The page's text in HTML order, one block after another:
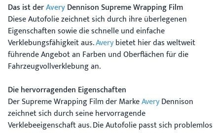
Das ist derAveryDennison Supreme Wrapping Film
Diese Autofolie zeichnet sich durch ihre überlegenen
Eigenschaften sowie die schnelle und einfache
Verklebungsfähigkeit aus.Averybietet hier das weltweit
führende Angebot an Farben und Oberflächen für die
Fahrzeugvollverklebung an.
Die hervorragenden Eigenschaften
Der Supreme Wrapping Film der MarkeAveryDennison
zeichnet sich durch seine hervorragende
Verklebeeigenschaft aus. Die Autofolie passt sich problemlos